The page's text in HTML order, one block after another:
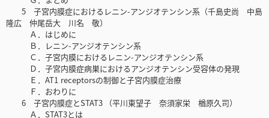
5 子宮内膜症におけるレニン-アンジオテンシン系（千島史尚 中島
隆広 仲尾岳大 川名 敬）
Ａ．はじめに
Ｂ．レニン-アンジオテンシン系
Ｃ．子宮内膜におけるレニン-アンジオテンシン系
Ｄ．子宮内膜症病巣におけるアンジオテンシン受容体の発現
Ｅ．AT1 receptorsの制御と子宮内膜症治療
Ｆ．おわりに
6 子宮内膜症とSTAT3 （平川東望子 奈須家栄 楢原久司）
Ａ．STAT3とは